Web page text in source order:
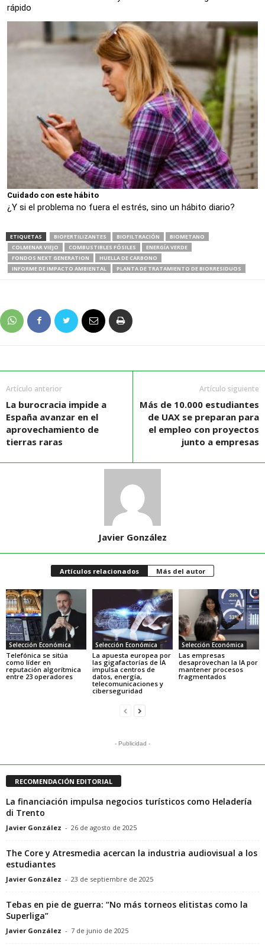
rápido
Cuidado con este hábito
¿Y si el problema no fuera el estrés, sino un hábito diario?
ETIQUETAS BIOFERTILIZANTES BIOFILTRACIÓN
BIOMETANO
COLMENAR VIEJO
COMBUSTIBLES FÓSILES
ENERGÍA VERDE
FONDOS NEXT GENERATION
HUELLA DE CARBONO
INFORME DE IMPACTO AMBIENTAL
PLANTA DE TRATAMIENTO DE BIORRESIDUOS
Artículo anterior
La burocracia impide a
España avanzar en el
aprovechamiento de
tierras raras
Artículo siguiente
Más de 10.000 estudiantes
de UAX se preparan para
el empleo con proyectos
junto a empresas
Javier González
Artículos relacionados Más del autor
Selección Económica
Telefónica se sitúa
como líder en
reputación algorítmica
entre 23 operadores
Selección Económica
La apuesta europea por
las gigafactorías de IA
impulsa centros de
datos, energía,
telecomunicaciones y
ciberseguridad
Selección Económica
Las empresas
desaprovechan la IA por
mantener procesos
fragmentados
- Publicidad -
RECOMENDACIÓN EDITORIAL
La financiación impulsa negocios turísticos como Heladería
di Trento
Javier González - 26 de agosto de 2025
The Core y Atresmedia acercan la industria audiovisual a los
estudiantes
Javier González - 23 de septiembre de 2025
Tebas en pie de guerra: “No más torneos elitistas como la
Superliga”
Javier González - 7 de junio de 2025